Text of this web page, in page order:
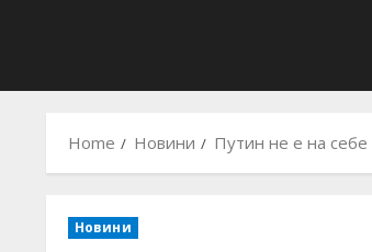
Home Новини Путин не е на
Новини